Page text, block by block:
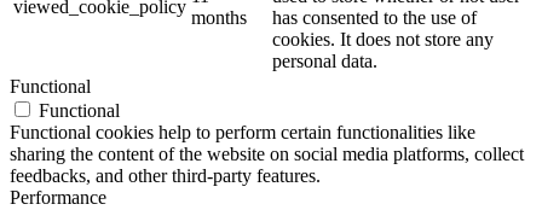
viewed_cookie_policy
months
has consented to the use of
cookies. It does not store any
personal data.
Functional
Functional
Functional cookies help to perform certain functionalities like
sharing the content of the website on social media platforms, collect
feedbacks, and other third-party features.
Performance